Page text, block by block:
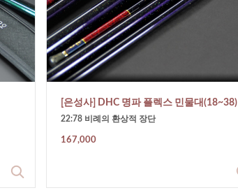
[은성사] DHC 명파 플렉스 민물대(18~38)
22:78 비례의 환상적 장단
167,000